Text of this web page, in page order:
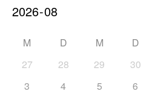
M D M D
27
28 29 30
3
4 5 6